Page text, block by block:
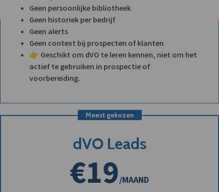
Geen persoonlijke bibliotheek
Geen historiek per bedrijf
Geen alerts
Geen context bij prospecten of klanten
👉 Geschikt om dVO te leren kennen, niet om het
actief te gebruiken in prospectie of
voorbereiding.
Meest gekozen
dVO Leads
€19/MAAND